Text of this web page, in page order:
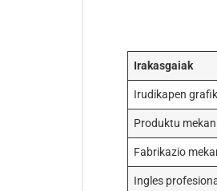
Irakasgaiak
Irudikapen
Produktu
Fabrikazio
Ingles